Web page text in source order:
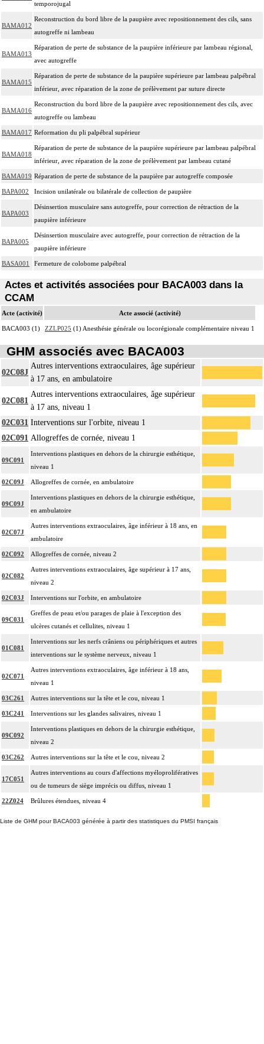
temporojugal
BAMA012
Reconstruction du bord libre de la paupière avec repositionnement des cils, sans
autogreffe ni lambeau
BAMA013
Réparation de perte de substance de la paupière inférieure par lambeau régional,
avec autogreffe
BAMA015
Réparation de perte de substance de la paupière supérieure par lambeau palpébral
inférieur, avec réparation de la zone de prélèvement par suture directe
BAMA016
Reconstruction du bord libre de la paupière avec repositionnement des cils, avec
autogreffe ou lambeau
BAMA017 Reformation du pli palpébral supérieur
BAMA018
Réparation de perte de substance de la paupière supérieure par lambeau palpébral
inférieur, avec réparation de la zone de prélèvement par lambeau cutané
BAMA019 Réparation de perte de substance de la paupière par autogreffe composée
BAPA002 Incision unilatérale ou bilatérale de collection de paupière
BAPA003
Désinsertion musculaire sans autogreffe, pour correction de rétraction de la
paupière inférieure
BAPA005
Désinsertion musculaire avec autogreffe, pour correction de rétraction de la
paupière inférieure
BASA001 Fermeture de colobome palpébral
Actes et activités associées pour BACA003 dans la
CCAM
Acte (activité) Acte associé (activité)
BACA003 (1) ZZLP025 (1) Anesthésie générale ou locorégionale complémentaire niveau 1
GHM associés avec BACA003
02C08J
Autres interventions extraoculaires, âge supérieur
à 17 ans, en ambulatoire
02C081
Autres interventions extraoculaires, âge supérieur
à 17 ans, niveau 1
02C031 Interventions sur l'orbite, niveau 1
02C091 Allogreffes de cornée, niveau 1
09C091
Interventions plastiques en dehors de la chirurgie esthétique,
niveau 1
02C09J Allogreffes de cornée, en ambulatoire
09C09J
Interventions plastiques en dehors de la chirurgie esthétique,
en ambulatoire
02C07J
Autres interventions extraoculaires, âge inférieur à 18 ans, en
ambulatoire
02C092 Allogreffes de cornée, niveau 2
02C082
Autres interventions extraoculaires, âge supérieur à 17 ans,
niveau 2
02C03J Interventions sur l'orbite, en ambulatoire
09C031
Greffes de peau et/ou parages de plaie à l'exception des
ulcères cutanés et cellulites, niveau 1
01C081
Interventions sur les nerfs crâniens ou périphériques et autres
interventions sur le système nerveux, niveau 1
02C071
Autres interventions extraoculaires, âge inférieur à 18 ans,
niveau 1
03C261 Autres interventions sur la tête et le cou, niveau 1
03C241 Interventions sur les glandes salivaires, niveau 1
09C092
Interventions plastiques en dehors de la chirurgie esthétique,
niveau 2
03C262 Autres interventions sur la tête et le cou, niveau 2
17C051
Autres interventions au cours d'affections myéloprolifératives
ou de tumeurs de siège imprécis ou diffus, niveau 1
22Z024 Brûlures étendues, niveau 4
Liste de GHM pour BACA003 générée à partir des statistiques du PMSI français